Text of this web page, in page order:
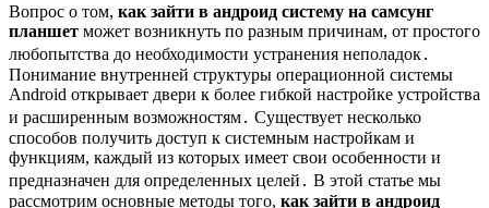
Вопрос о том, как зайти в андроид систему на самсунг
планшет может возникнуть по разным причинам, от простого
любопытства до необходимости устранения неполадок․
Понимание внутренней структуры операционной системы
Android открывает двери к более гибкой настройке устройства
и расширенным возможностям․ Существует несколько
способов получить доступ к системным настройкам и
функциям, каждый из которых имеет свои особенности и
предназначен для определенных целей․ В этой статье мы
рассмотрим основные методы того, как зайти в андроид